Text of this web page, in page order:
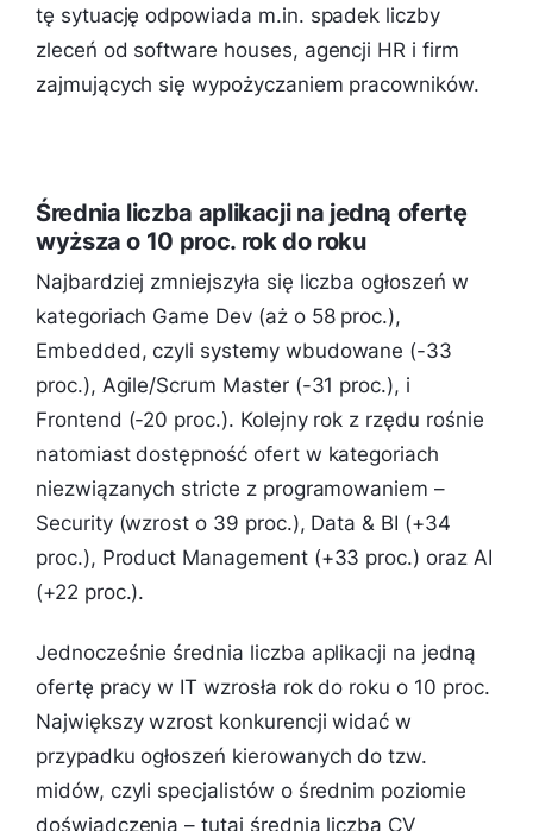
tę sytuację odpowiada m.in. spadek liczby
zleceń od software houses, agencji HR i firm
zajmujących się wypożyczaniem pracowników.
Średnia liczba aplikacji na jedną ofertę
wyższa o 10 proc. rok do roku
Najbardziej zmniejszyła się liczba ogłoszeń w
kategoriach Game Dev (aż o 58 proc.),
Embedded, czyli systemy wbudowane (-33
proc.), Agile/Scrum Master (-31 proc.), i
Frontend (-20 proc.). Kolejny rok z rzędu rośnie
natomiast dostępność ofert w kategoriach
niezwiązanych stricte z programowaniem –
Security (wzrost o 39 proc.), Data & BI (+34
proc.), Product Management (+33 proc.) oraz AI
(+22 proc.).
Jednocześnie średnia liczba aplikacji na jedną
ofertę pracy w IT wzrosła rok do roku o 10 proc.
Największy wzrost konkurencji widać w
przypadku ogłoszeń kierowanych do tzw.
midów, czyli specjalistów o średnim poziomie
doświadczenia – tutaj średnia liczba CV